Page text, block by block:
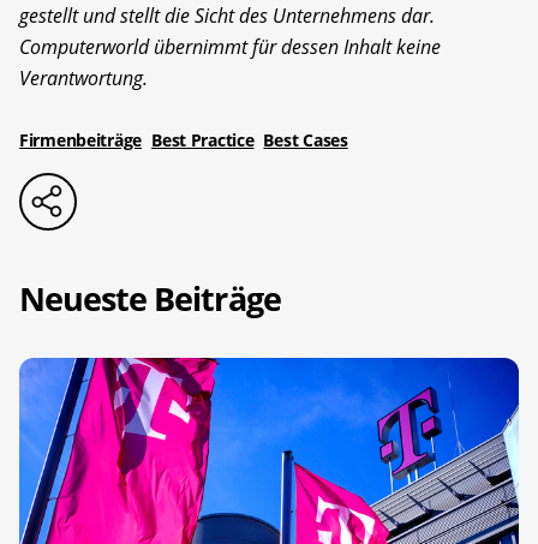
gestellt und stellt die Sicht des Unternehmens dar.
Computerworld übernimmt für dessen Inhalt keine
Verantwortung.
Firmenbeiträge Best Practice Best Cases
Neueste Beiträge